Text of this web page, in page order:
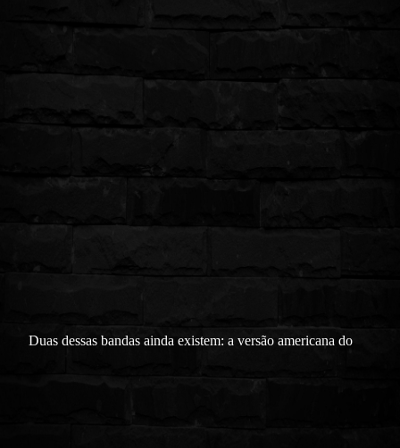
Duas dessas bandas ainda existem: a versão americana do